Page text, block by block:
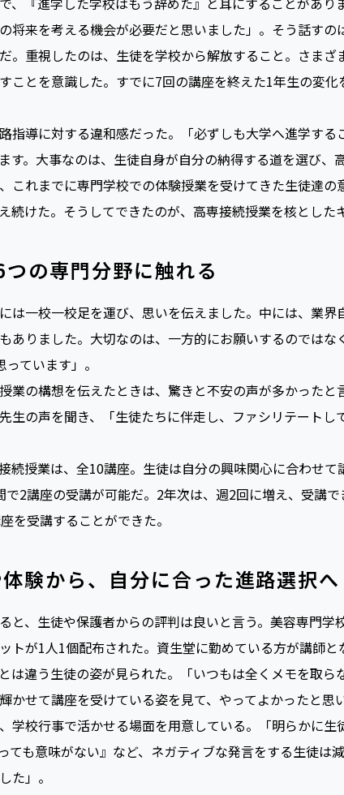
『進学した学校はもう辞めた』と耳にすることがあり
将来を考える機会が必要だと思いました」。そう話す
。重視したのは、生徒を学校から解放すること。さま
ことを意識した。すでに7回の講座を終えた1年生の変化
導に対する違和感だった。「必ずしも大学へ進学する
す。大事なのは、生徒自身が自分の納得する道を選び
これまでに専門学校での体験授業を受けてきた生徒達の
つの専門分野に触れる
一校一校足を運び、思いを伝えました。中には、業界
ありました。大切なのは、一方的にお願いするのではな
っています」。
の構想を伝えたときは、驚きと不安の声が多かったと
生の声を聞き、「生徒たちに伴走し、ファシリテートし
授業は、全10講座。生徒は自分の興味関心に合わせて
2講座の受講が可能だ。2年次は、週2回に増え、受講で
体験から、自分に合った進路選択へ
、生徒や保護者からの評判は良いと言う。美容専門学
トが1人1個配布された。資生堂に勤めている方が講師
は違う生徒の姿が見られた。「いつもは全くメモを取ら
かせて講座を受けている姿を見て、やってよかったと思
校行事で活かせる場面を用意している。「明らかに生
ても意味がない』など、ネガティブな発言をする生徒は